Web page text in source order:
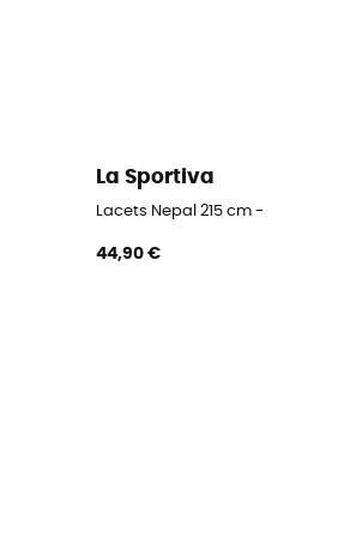
La Sportiva
Lacets Nepal 215 cm -
44,90 €